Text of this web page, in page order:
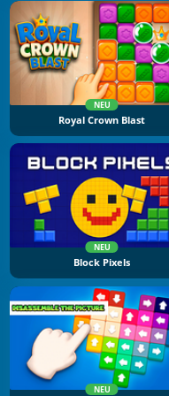
NEU
Royal Crown Blast
NEU
Block Pixels
NEU